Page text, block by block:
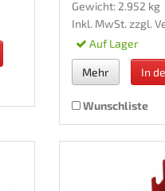
Gewicht: 2.952 kg
Inkl. MwSt. zzgl.
Auf Lager
Mehr In
Wunschliste